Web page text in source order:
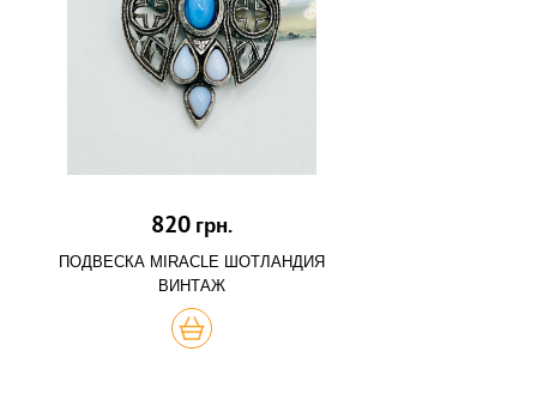
820 грн.
ПОДВЕСКА MIRACLE ШОТЛАНДИЯ
ВИНТАЖ
КУПИТЬ